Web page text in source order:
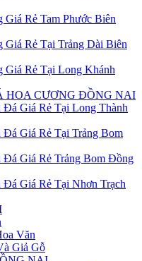
Giá Rẻ Tam Phước Biên
Giá Rẻ Tại Trảng Dài Biên
Giá Rẻ Tại Long Khánh
HOA CƯƠNG ĐỒNG NAI
Giá Rẻ Tại Long Thành
Giá Rẻ Tại Trảng Bom
Đá Giá Rẻ Trảng Bom Đồng
Giá Rẻ Tại Nhơn Trạch
Văn
Giả Gỗ